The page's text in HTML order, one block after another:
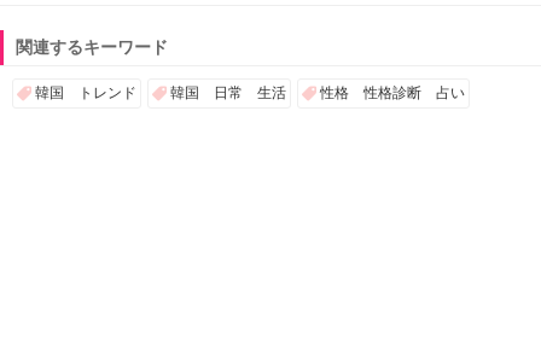
関連するキーワード
韓国 トレンド 韓国 日常 生活 性格 性格診断 占い